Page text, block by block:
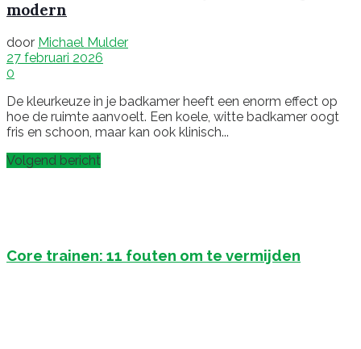
modern
door Michael Mulder
27 februari 2026
0
De kleurkeuze in je badkamer heeft een enorm effect op
hoe de ruimte aanvoelt. Een koele, witte badkamer oogt
fris en schoon, maar kan ook klinisch...
Volgend bericht
Core trainen: 11 fouten om te vermijden